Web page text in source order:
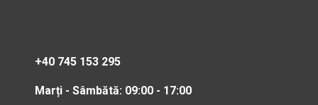
+40 745 153 295
Marți - Sâmbătă: 09:00 - 17:00